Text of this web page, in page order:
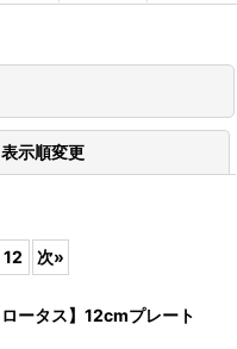
表示順変更
12 次»
ータス】12cmプレート